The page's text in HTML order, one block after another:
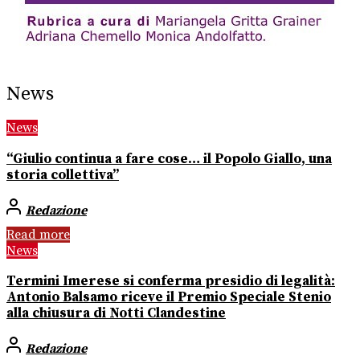
News
News
“Giulio continua a fare cose… il Popolo Giallo, una
storia collettiva”
Redazione
Read more
News
Termini Imerese si conferma presidio di legalità:
Antonio Balsamo riceve il Premio Speciale Stenio
alla chiusura di Notti Clandestine
Redazione